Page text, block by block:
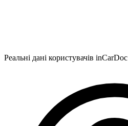
Реальні дані користувачів inCarDoc